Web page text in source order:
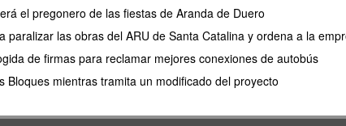
el pregonero de las fiestas de Aranda de Duero
paralizar las obras del ARU de Santa Catalina y ordena a la
de firmas para reclamar mejores conexiones de autobús
Bloques mientras tramita un modificado del proyecto